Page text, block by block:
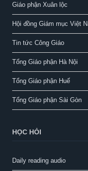
Giáo phận Xuân lộc
Hội đồng Giám mục Việt
Tin tức Công Giáo
Tổng Giáo phận Hà Nội
Tổng Giáo phận Huế
Tổng Giáo phận Sài Gòn
HỌC HỎI
Daily reading audio